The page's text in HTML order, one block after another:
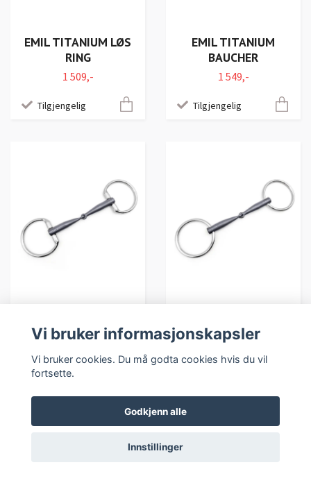
EMIL TITANIUM LØS
RING
1 509,-
Tilgjengelig
EMIL TITANIUM
BAUCHER
1 549,-
Tilgjengelig
EMILIA TITANIUM
FAST RING
1 509,-
EMILIA TITANIUM
LØS RING
1 509,-
Vi bruker informasjonskapsler
Vi bruker cookies. Du må godta cookies hvis du vil
fortsette.
Godkjenn alle
Innstillinger